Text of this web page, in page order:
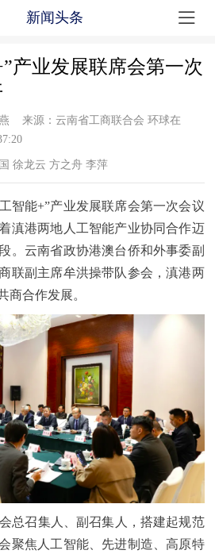
新闻头条 
产业发展联席会第一次
来源：云南省工商联合会 环球在
徐龙云 方之舟 李萍
能+”产业发展联席会第一次会议
滇港两地人工智能产业协同合作迈
。 云南省政协港澳台侨和外事委副
联副主席牟洪操带队参会，滇港两
商合作发展。
总召集人、副召集人，搭建起规范
聚焦人工智能、先进制造、高原特